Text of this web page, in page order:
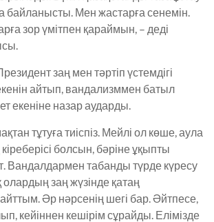
байланысты. Мен жастарға сенемін.
зор үмітпен қараймын, – деді
заң мен тәртіп үстемдігі
айтып, вандализммен батыл
екеніне назар аударды.
тұтуға тиіспіз. Мейлі ол көше, аула
болсын, бәріне ұқыпты
Вандалдармен табанды түрде күресу
заң жүзінде қатаң
Әр нәрсенің шегі бар. Әйтпесе,
кейіннен кешірім сұрайды. Елімізде